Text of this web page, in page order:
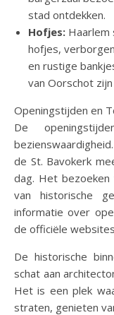
stad ontdekken.
Hofjes: Haarlem
hofjes,
en rustige
van Oorschot
Openingstijden en
De
de St. Bavokerk
dag. Het
van historische
informatie over
de officiële
De historische
schat aan
Het is een plek
straten, genieten